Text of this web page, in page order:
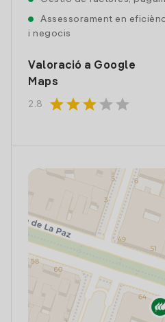
Assessorament en
i negocis
Valoració a Google
Maps
2.8 starstarstar star star